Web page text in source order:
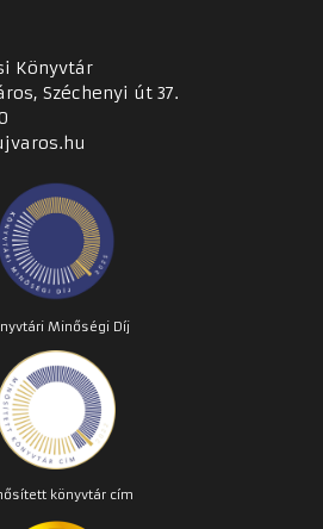
Könyvtár
Széchenyi út 37.
Minőségi Díj
könyvtár cím